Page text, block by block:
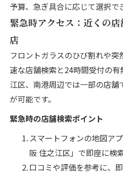
予算、急ぎ具合に応じて選択で
緊急時アクセス：近くの
店
フロントガラスのひび割れや
速な店舗検索と24時間受付の
江区、南港周辺では一部の店
が可能です。
緊急時の店舗検索ポイント
スマートフォンの地図ア
阪 住之江区」で即座に検
口コミや評価を参考に、